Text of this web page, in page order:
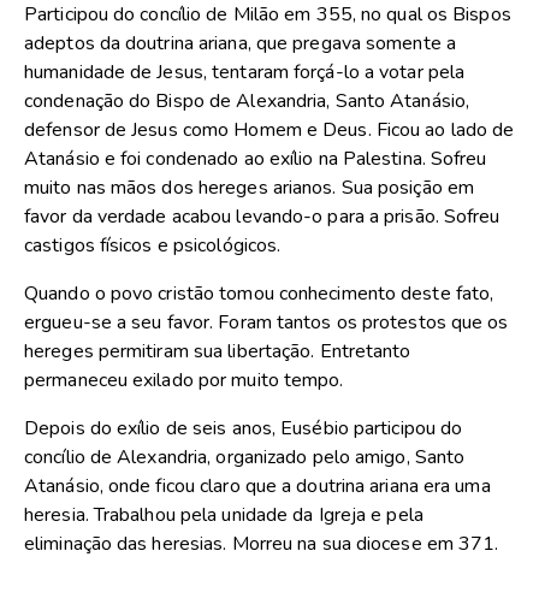
Participou do concílio de Milão em 355, no qual os Bispos
adeptos da doutrina ariana, que pregava somente a
humanidade de Jesus, tentaram forçá-lo a votar pela
condenação do Bispo de Alexandria, Santo Atanásio,
defensor de Jesus como Homem e Deus. Ficou ao lado de
Atanásio e foi condenado ao exílio na Palestina. Sofreu
muito nas mãos dos hereges arianos. Sua posição em
favor da verdade acabou levando-o para a prisão. Sofreu
castigos físicos e psicológicos.
Quando o povo cristão tomou conhecimento deste fato,
ergueu-se a seu favor. Foram tantos os protestos que os
hereges permitiram sua libertação. Entretanto
permaneceu exilado por muito tempo.
Depois do exílio de seis anos, Eusébio participou do
concílio de Alexandria, organizado pelo amigo, Santo
Atanásio, onde ficou claro que a doutrina ariana era uma
heresia. Trabalhou pela unidade da Igreja e pela
eliminação das heresias. Morreu na sua diocese em 371.